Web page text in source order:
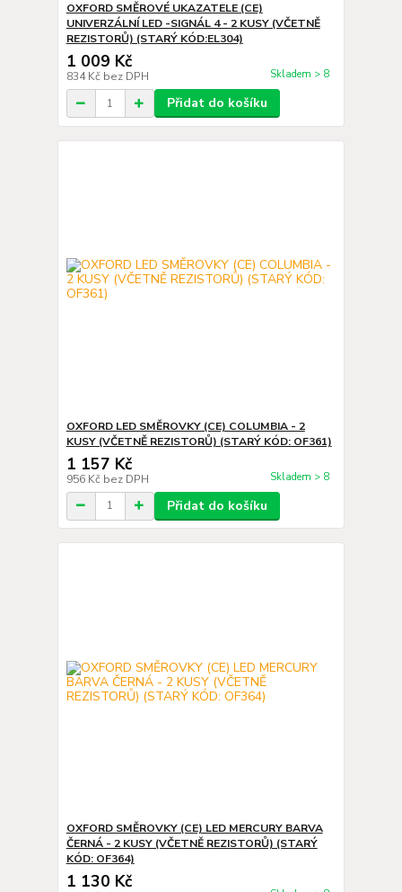
OXFORD SMĚROVÉ UKAZATELE (CE)
UNIVERZÁLNÍ LED -SIGNÁL 4 - 2 KUSY (VČETNĚ
REZISTORŮ) (STARÝ KÓD:EL304)
1 009 Kč
834 Kč bez DPH Skladem > 8
Přidat do košíku
OXFORD LED SMĚROVKY (CE) COLUMBIA - 2
KUSY (VČETNĚ REZISTORŮ) (STARÝ KÓD: OF361)
1 157 Kč
956 Kč bez DPH Skladem > 8
Přidat do košíku
OXFORD SMĚROVKY (CE) LED MERCURY BARVA
ČERNÁ - 2 KUSY (VČETNĚ REZISTORŮ) (STARÝ
KÓD: OF364)
1 130 Kč